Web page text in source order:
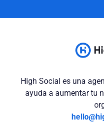
High Social es una
ayuda a aumentar tu